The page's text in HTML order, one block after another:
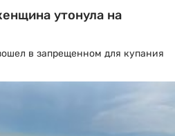
утонула на
в запрещенном для купания